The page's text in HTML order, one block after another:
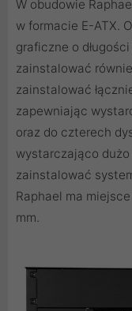
W obudowie
w formacie E-ATX.
graficzne o
zainstalować
zainstalować
zapewniając
oraz do czterech
wystarczająco
zainstalować
Raphael ma
mm.